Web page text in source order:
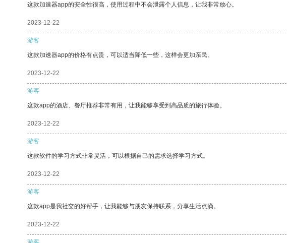
这款加速器app的安全性很高，使用过程中不会泄露个人信息，让我非常放心。
2023-12-22
游客
这款加速器app的价格有点贵，可以适当降低一些，这样会更加亲民。
2023-12-22
游客
这款app的酒店、餐厅推荐非常有用，让我能够享受到高品质的旅行体验。
2023-12-22
游客
这款软件的学习方式非常灵活，可以根据自己的需求选择学习方式。
2023-12-22
游客
这款app是我社交的好帮手，让我能够与朋友保持联系，分享生活点滴。
2023-12-22